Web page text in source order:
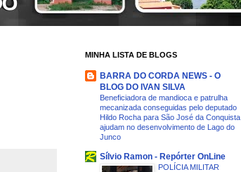
MINHA LISTA DE BLOGS
BARRA DO CORDA NEWS - O
BLOG DO IVAN SILVA
Beneficiadora de mandioca e patrulha
mecanizada conseguidas pelo deputado
Hildo Rocha para São José da Conquista
ajudam no desenvolvimento de Lago do
Junco
Sílvio Ramon - Repórter OnLine
POLÍCIA MILITAR